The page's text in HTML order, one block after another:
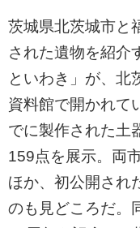
茨城県北茨城市と
された遺物を紹介
といわき」が、北
資料館で開かれて
でに製作された土
159点を展示。両
ほか、初公開され
のも見どころだ。